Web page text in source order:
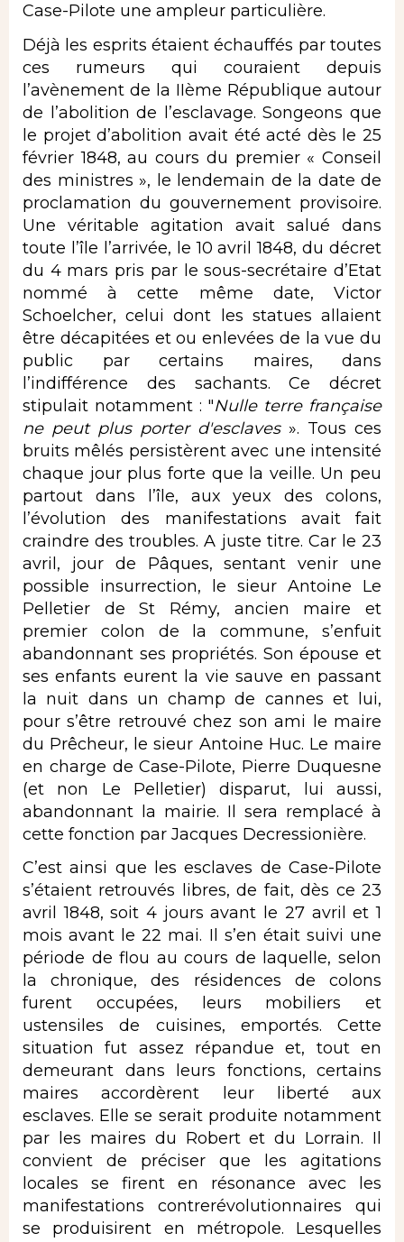
Case-Pilote une ampleur particulière.
Déjà les esprits étaient échauffés par toutes
ces rumeurs qui couraient depuis
l’avènement de la IIème République autour
de l’abolition de l’esclavage. Songeons que
le projet d’abolition avait été acté dès le 25
février 1848, au cours du premier « Conseil
des ministres », le lendemain de la date de
proclamation du gouvernement provisoire.
Une véritable agitation avait salué dans
toute l’île l’arrivée, le 10 avril 1848, du décret
du 4 mars pris par le sous-secrétaire d’Etat
nommé à cette même date, Victor
Schoelcher, celui dont les statues allaient
être décapitées et ou enlevées de la vue du
public par certains maires, dans
l’indifférence des sachants. Ce décret
stipulait notamment : "Nulle terre française
ne peut plus porter d'esclaves». Tous ces
bruits mêlés persistèrent avec une intensité
chaque jour plus forte que la veille. Un peu
partout dans l’île, aux yeux des colons,
l’évolution des manifestations avait fait
craindre des troubles. A juste titre. Car le 23
avril, jour de Pâques, sentant venir une
possible insurrection, le sieur Antoine Le
Pelletier de St Rémy, ancien maire et
premier colon de la commune, s’enfuit
abandonnant ses propriétés. Son épouse et
ses enfants eurent la vie sauve en passant
la nuit dans un champ de cannes et lui,
pour s’être retrouvé chez son ami le maire
du Prêcheur, le sieur Antoine Huc. Le maire
en charge de Case-Pilote, Pierre Duquesne
(et non Le Pelletier) disparut, lui aussi,
abandonnant la mairie. Il sera remplacé à
cette fonction par Jacques Decressionière.
C’est ainsi que les esclaves de Case-Pilote
s’étaient retrouvés libres, de fait, dès ce 23
avril 1848, soit 4 jours avant le 27 avril et 1
mois avant le 22 mai. Il s’en était suivi une
période de flou au cours de laquelle, selon
la chronique, des résidences de colons
furent occupées, leurs mobiliers et
ustensiles de cuisines, emportés. Cette
situation fut assez répandue et, tout en
demeurant dans leurs fonctions, certains
maires accordèrent leur liberté aux
esclaves. Elle se serait produite notamment
par les maires du Robert et du Lorrain. Il
convient de préciser que les agitations
locales se firent en résonance avec les
manifestations contrerévolutionnaires qui
se produisirent en métropole. Lesquelles